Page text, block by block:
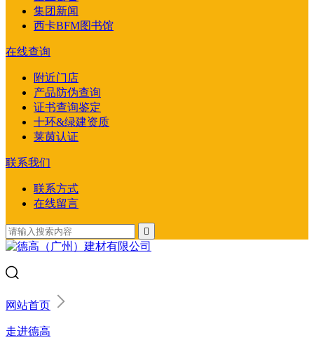
集团新闻
西卡BFM图书馆
在线查询
附近门店
产品防伪查询
证书查询鉴定
十环&绿建资质
莱茵认证
联系我们
联系方式
在线留言

网站首页
走进德高